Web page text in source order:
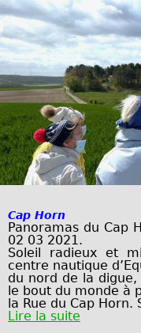
Cap Horn
Panoramas du Cap
02 03 2021.
Soleil radieux et
centre nautique
du nord de la
le bout du monde à
la Rue du Cap Horn.
Lire la suite